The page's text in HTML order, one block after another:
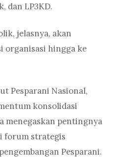
dan LP3KD.
jelasnya, akan
organisasi hingga ke
Pesparani Nasional,
konsolidasi
menegaskan pentingnya
forum strategis
Pesparani.